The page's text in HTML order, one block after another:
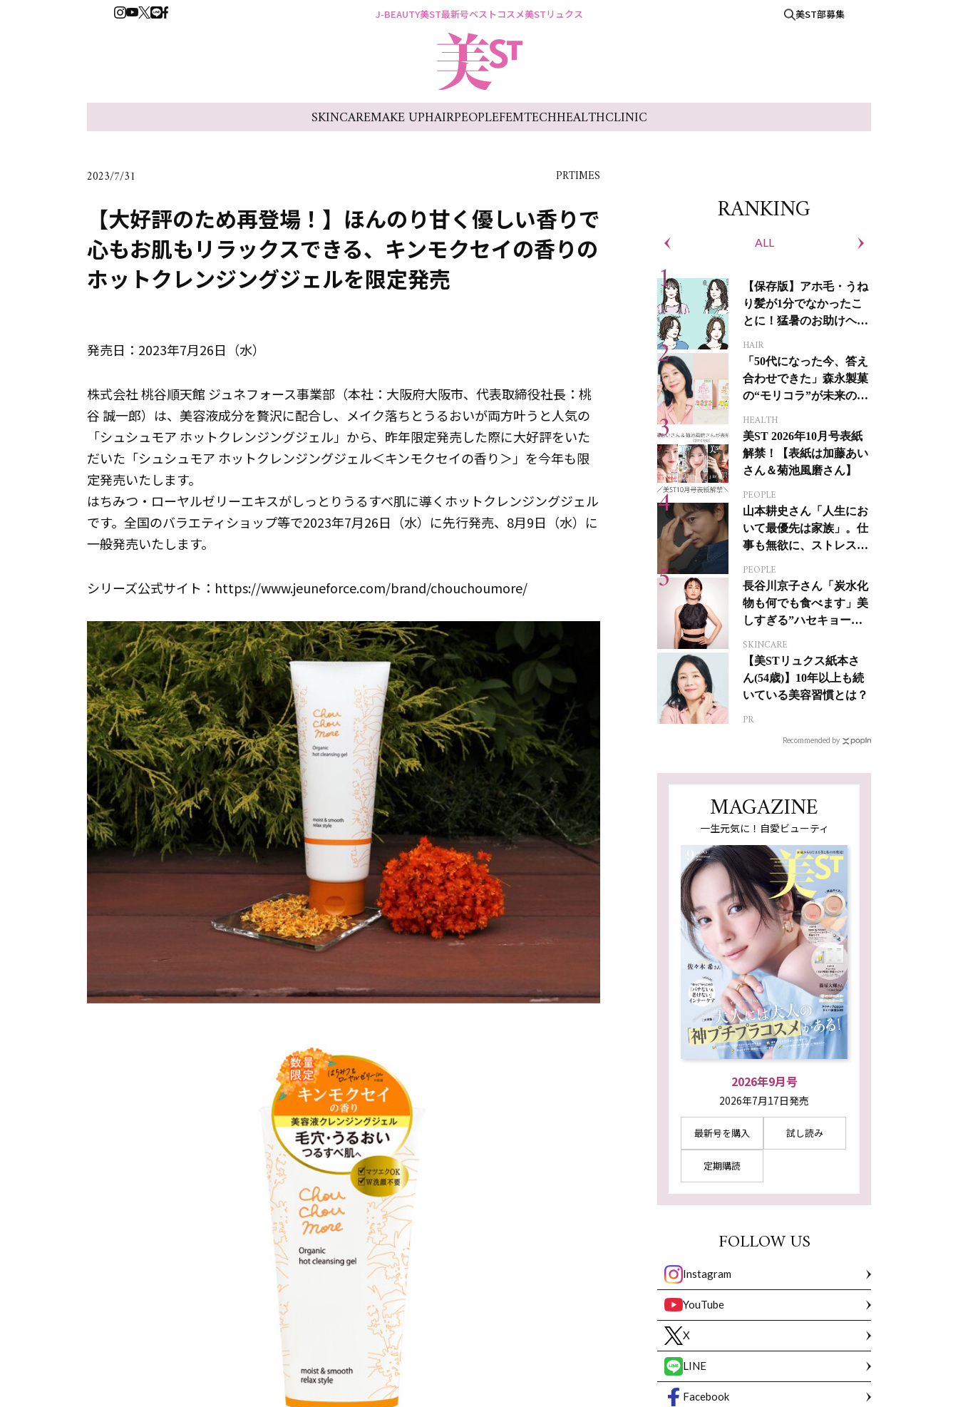
J-BEAUTY美ST最新号ベストコスメ美STリュクス 美ST部募集
SKINCAREMAKE UPHAIRPEOPLEFEMTECHHEALTHCLINIC
2023/7/31 PRTIMES
【大好評のため再登場！】ほんのり甘く優しい香りで
心もお肌もリラックスできる、キンモクセイの香りの
ホットクレンジングジェルを限定発売
発売日：2023年7月26日（水）
株式会社 桃谷順天館 ジュネフォース事業部（本社：大阪府大阪市、代表取締役社長：桃
谷 誠一郎）は、美容液成分を贅沢に配合し、メイク落ちとうるおいが両方叶うと人気の
「シュシュモア ホットクレンジングジェル」から、昨年限定発売した際に大好評をいた
だいた「シュシュモア ホットクレンジングジェル＜キンモクセイの香り＞」を今年も限
定発売いたします。
はちみつ・ローヤルゼリーエキスがしっとりうるすべ肌に導くホットクレンジングジェル
です。全国のバラエティショップ等で2023年7月26日（水）に先行発売、8月9日（水）に
一般発売いたします。
シリーズ公式サイト：https://www.jeuneforce.com/brand/chouchoumore/
RANKING
ALL
【保存版】アホ毛・うね
り髪が1分でなかったこ
とに！猛暑のお助けヘア
HAIR
「50代になった今、答え
合わせできた」森永製菓
の“モリコラ”が未来のキ
HEALTH
美ST 2026年10月号表紙
解禁！【表紙は加藤あい
さん＆菊池風磨さん】
PEOPLE
山本耕史さん「人生にお
いて最優先は家族」。仕
事も無欲に、ストレスを
PEOPLE
長谷川京子さん「炭水化
物も何でも食べます」美
しすぎる”ハセキョーボ
SKINCARE
【美STリュクス紙本さ
ん(54歳)】10年以上も続
いている美容習慣とは？
PR
Recommended by
MAGAZINE
一生元気に！自愛ビューティ
2026年9月号
2026年7月17日発売
最新号を購入 試し読み
定期購読
FOLLOW US
Instagram
YouTube
X
LINE
Facebook